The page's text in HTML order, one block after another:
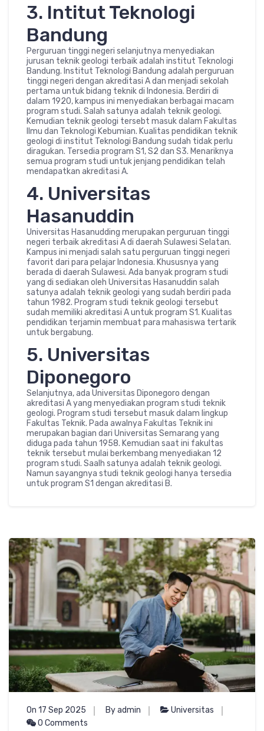
3. Intitut Teknologi
Bandung
Perguruan tinggi negeri selanjutnya menyediakan
jurusan teknik geologi terbaik adalah institut Teknologi
Bandung. Institut Teknologi Bandung adalah perguruan
tinggi negeri dengan akreditasi A dan menjadi sekolah
pertama untuk bidang teknik di Indonesia. Berdiri di
dalam 1920, kampus ini menyediakan berbagai macam
program studi. Salah satunya adalah teknik geologi.
Kemudian teknik geologi tersebt masuk dalam Fakultas
Ilmu dan Teknologi Kebumian. Kualitas pendidikan teknik
geologi di institut Teknologi Bandung sudah tidak perlu
diragukan. Tersedia program S1, S2 dan S3. Menariknya
semua program studi untuk jenjang pendidikan telah
mendapatkan akreditasi A.
4. Universitas
Hasanuddin
Universitas Hasanudding merupakan perguruan tinggi
negeri terbaik akreditasi A di daerah Sulawesi Selatan.
Kampus ini menjadi salah satu perguruan tinggi negeri
favorit dari para pelajar Indonesia. Khususnya yang
berada di daerah Sulawesi. Ada banyak program studi
yang di sediakan oleh Universitas Hasanuddin salah
satunya adalah teknik geologi yang sudah berdiri pada
tahun 1982. Program studi teknik geologi tersebut
sudah memiliki akreditasi A untuk program S1. Kualitas
pendidikan terjamin membuat para mahasiswa tertarik
untuk bergabung.
5. Universitas
Diponegoro
Selanjutnya, ada Universitas Diponegoro dengan
akreditasi A yang menyediakan program studi teknik
geologi. Program studi tersebut masuk dalam lingkup
Fakultas Teknik. Pada awalnya Fakultas Teknik ini
merupakan bagian dari Universitas Semarang yang
diduga pada tahun 1958. Kemudian saat ini fakultas
teknik tersebut mulai berkembang menyediakan 12
program studi. Saalh satunya adalah teknik geologi.
Namun sayangnya studi teknik geologi hanya tersedia
untuk program S1 dengan akreditasi B.
On 17 Sep 2025 By admin
Universitas
0 Comments